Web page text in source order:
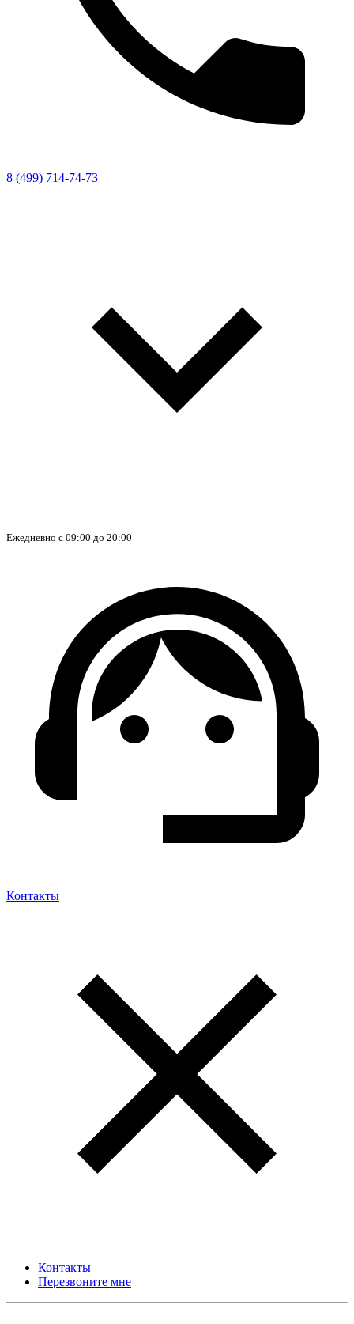
8 (499) 714-74-73
Ежедневно с 09:00 до 20:00
Контакты
Контакты
Перезвоните мне